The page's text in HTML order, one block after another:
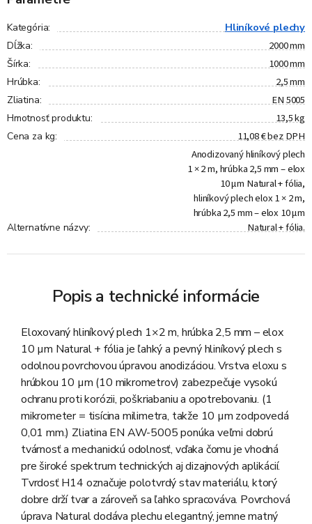
Kategória: Hliníkové plechy
Dĺžka: 2000 mm
Šírka: 1000 mm
Hrúbka: 2,5 mm
Zliatina: EN 5005
Hmotnosť produktu: 13,5 kg
Cena za kg: 11,08 € bez DPH
Alternatívne názvy:
Anodizovaný hliníkový plech
1 × 2 m, hrúbka 2,5 mm – elox
10 µm Natural + fólia,
hliníkový plech elox 1 × 2 m,
hrúbka 2,5 mm – elox 10 µm
Natural + fólia.
Popis a technické informácie
Eloxovaný hliníkový plech 1×2 m, hrúbka 2,5 mm – elox
10 µm Natural + fólia je ľahký a pevný hliníkový plech s
odolnou povrchovou úpravou anodizáciou. Vrstva eloxu s
hrúbkou 10 µm (10 mikrometrov) zabezpečuje vysokú
ochranu proti korózii, poškriabaniu a opotrebovaniu. (1
mikrometer = tisícina milimetra, takže 10 µm zodpovedá
0,01 mm.) Zliatina EN AW-5005 ponúka veľmi dobrú
tvárnosť a mechanickú odolnosť, vďaka čomu je vhodná
pre široké spektrum technických aj dizajnových aplikácií.
Tvrdosť H14 označuje polotvrdý stav materiálu, ktorý
dobre drží tvar a zároveň sa ľahko spracováva. Povrchová
úprava Natural dodáva plechu elegantný, jemne matný